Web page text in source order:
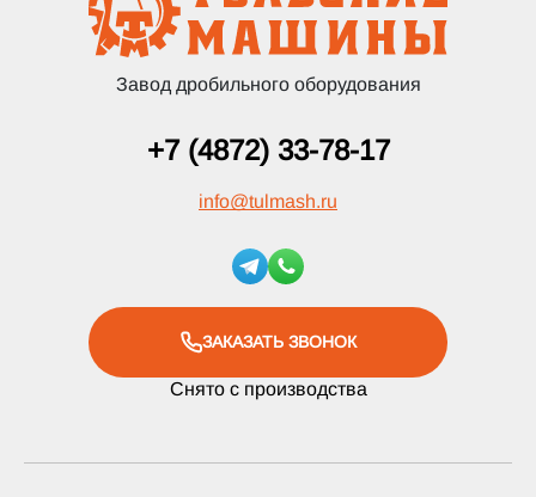
Завод дробильного оборудования
+7 (4872) 33-78-17
info@tulmash.ru
ЗАКАЗАТЬ ЗВОНОК
Снято с производства